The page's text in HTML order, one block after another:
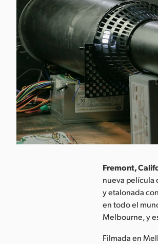
Fremont,
nueva película
y etalonada
en todo el
Melbourne, y
Filmada en